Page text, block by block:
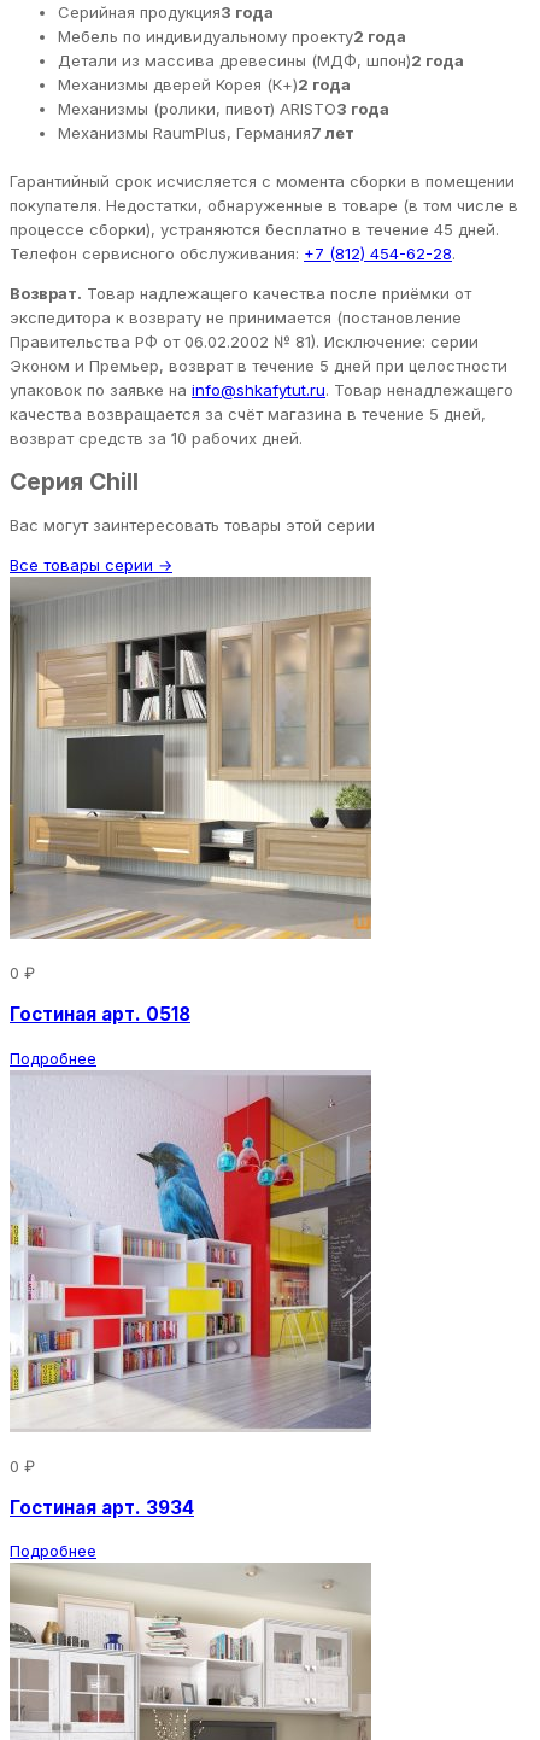
Серийная продукция3 года
Мебель по индивидуальному проекту2 года
Детали из массива древесины (МДФ, шпон)2 года
Механизмы дверей Корея (К+)2 года
Механизмы (ролики, пивот) ARISTO3 года
Механизмы RaumPlus, Германия7 лет
Гарантийный срок исчисляется с момента сборки в помещении
покупателя. Недостатки, обнаруженные в товаре (в том числе в
процессе сборки), устраняются бесплатно в течение 45 дней.
Телефон сервисного обслуживания: +7 (812) 454-62-28.
Возврат. Товар надлежащего качества после приёмки от
экспедитора к возврату не принимается (постановление
Правительства РФ от 06.02.2002 № 81). Исключение: серии
Эконом и Премьер, возврат в течение 5 дней при целостности
упаковок по заявке на info@shkafytut.ru. Товар ненадлежащего
качества возвращается за счёт магазина в течение 5 дней,
возврат средств за 10 рабочих дней.
Серия Chill
Вас могут заинтересовать товары этой серии
Все товары серии →
0 ₽
Гостиная арт. 0518
Подробнее
0 ₽
Гостиная арт. 3934
Подробнее